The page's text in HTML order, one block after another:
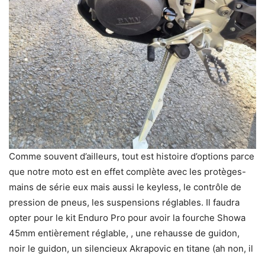
Comme souvent d’ailleurs, tout est histoire d’options parce
que notre moto est en effet complète avec les protèges-
mains de série eux mais aussi le keyless, le contrôle de
pression de pneus, les suspensions réglables. Il faudra
opter pour le kit Enduro Pro pour avoir la fourche Showa
45mm entièrement réglable, , une rehausse de guidon,
noir le guidon, un silencieux Akrapovic en titane (ah non, il